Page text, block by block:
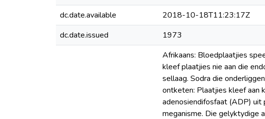
dc.date.available
2018-10-18T11:23:17Z
dc.date.issued
1973
Afrikaans: Bloedplaatjies
kleef plaatjies nie aan die
sellaag. Sodra die
ontketen: Plaatjies kleef aan
adenosiendifosfaat (ADP) uit
meganisme. Die gelyktydige